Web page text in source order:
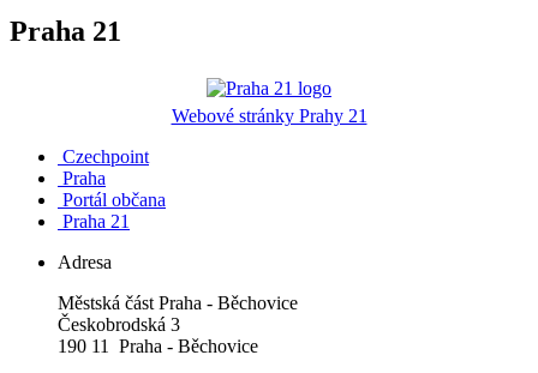
Praha 21
Webové stránky Prahy 21
Czechpoint
Praha
Portál občana
Praha 21
Adresa
Městská část Praha - Běchovice
Českobrodská 3
190 11 Praha - Běchovice